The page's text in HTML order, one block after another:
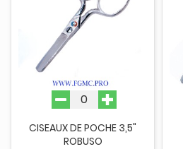
CISEAUX DE POCHE 3,5"
ROBUSO